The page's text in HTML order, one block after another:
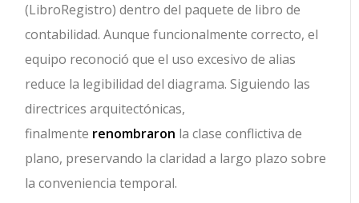
(LibroRegistro) dentro del paquete de libro de
contabilidad. Aunque funcionalmente correcto, el
equipo reconoció que el uso excesivo de alias
reduce la legibilidad del diagrama. Siguiendo las
directrices arquitectónicas,
finalmente renombraron la clase conflictiva de
plano, preservando la claridad a largo plazo sobre
la conveniencia temporal.